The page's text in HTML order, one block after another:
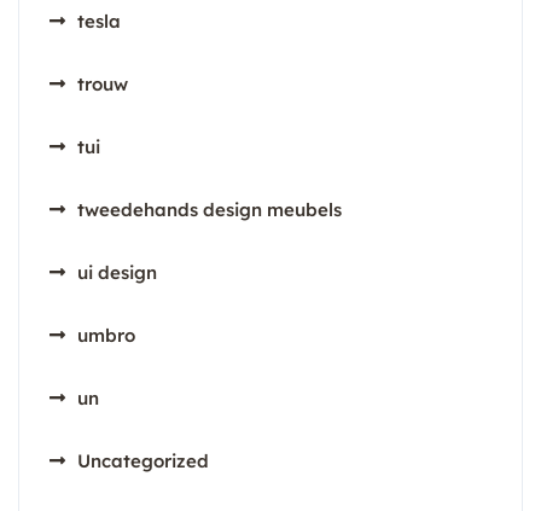
tesla
trouw
tui
tweedehands design meubels
ui design
umbro
un
Uncategorized